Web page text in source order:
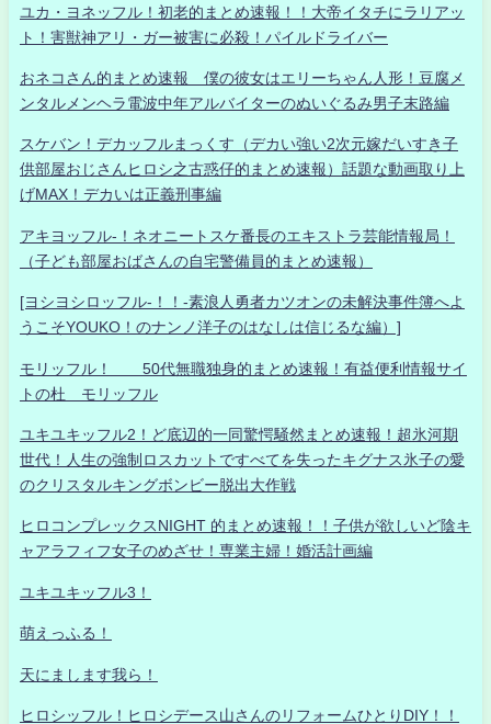
ユカ・ヨネッフル！初老的まとめ速報！！大帝イタチにラリアッ
ト！害獣神アリ・ガー被害に必殺！パイルドライバー
おネコさん的まとめ速報 僕の彼女はエリーちゃん人形！豆腐メ
ンタルメンヘラ電波中年アルバイターのぬいぐるみ男子末路編
スケバン！デカッフルまっくす（デカい強い2次元嫁だいすき子
供部屋おじさんヒロシ之古惑仔的まとめ速報）話題な動画取り上
げMAX！デカいは正義刑事編
アキヨッフル-！ネオニートスケ番長のエキストラ芸能情報局！
（子ども部屋おばさんの自宅警備員的まとめ速報）
[ヨシヨシロッフル-！！-素浪人勇者カツオンの未解決事件簿へよ
うこそYOUKO！のナンノ洋子のはなしは信じるな編）]
モリッフル！ 50代無職独身的まとめ速報！有益便利情報サイ
トの杜 モリッフル
ユキユキッフル2！ど底辺的一同驚愕騒然まとめ速報！超氷河期
世代！人生の強制ロスカットですべてを失ったキグナス氷子の愛
のクリスタルキングボンビー脱出大作戦
ヒロコンプレックスNIGHT 的まとめ速報！！子供が欲しいど陰キ
ャアラフィフ女子のめざせ！専業主婦！婚活計画編
ユキユキッフル3！
萌えっふる！
天にまします我ら！
ヒロシッフル！ヒロシデース山さんのリフォームひとりDIY！！